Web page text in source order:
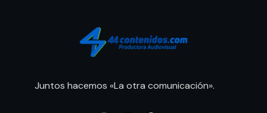
Juntos hacemos «La otra comunicación».